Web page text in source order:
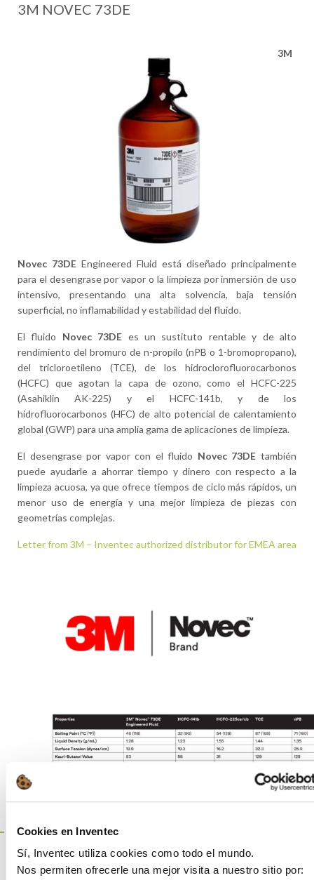
Cookies en Inventec
Sí, Inventec utiliza cookies como todo el mundo.
Nos permiten ofrecerle una mejor visita a nuestro sitio por:
3M NOVEC 73DE
3M
Novec 73DE Engineered Fluid está diseñado principalmente
para el desengrase por vapor o la limpieza por inmersión de uso
intensivo, presentando una alta solvencia, baja tensión
superficial, no inflamabilidad y estabilidad del fluido.
El fluido Novec 73DE es un sustituto rentable y de alto
rendimiento del bromuro de n-propilo (nPB o 1-bromopropano),
del tricloroetileno (TCE), de los hidroclorofluorocarbonos
(HCFC) que agotan la capa de ozono, como el HCFC-225
(Asahiklin AK-225) y el HCFC-141b, y de los
hidrofluorocarbonos (HFC) de alto potencial de calentamiento
global (GWP) para una amplia gama de aplicaciones de limpieza.
El desengrase por vapor con el fluido Novec 73DE también
puede ayudarle a ahorrar tiempo y dinero con respecto a la
limpieza acuosa, ya que ofrece tiempos de ciclo más rápidos, un
menor uso de energía y una mejor limpieza de piezas con
geometrías complejas.
Letter from 3M – Inventec authorized distributor for EMEA area
Este es un producto valioso para